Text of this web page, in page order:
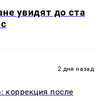
увидят до ста
2 дня назад
коррекция после